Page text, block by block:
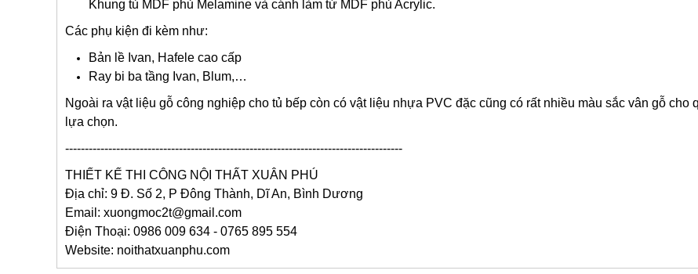
Khung tủ MDF phủ Melamine và cánh làm từ MDF phủ Acrylic.
Các phụ kiện đi kèm như:
Bản lề Ivan, Hafele cao cấp
Ray bi ba tầng Ivan, Blum,…
Ngoài ra vật liệu gỗ công nghiệp cho tủ bếp còn có vật liệu nhựa PVC đặc cũng có rất nhiều màu sắc vân gỗ cho
lựa chọn.
--------------------------------------------------------------------------------------
THIẾT KẾ THI CÔNG NỘI THẤT XUÂN PHÚ
Địa chỉ: 9 Đ. Số 2, P Đông Thành, Dĩ An, Bình Dương
Email: xuongmoc2t@gmail.com
Điện Thoại: 0986 009 634 - 0765 895 554
Website: noithatxuanphu.com